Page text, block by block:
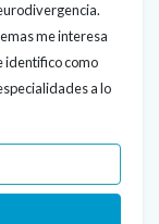
me interesa
identifico como
a lo